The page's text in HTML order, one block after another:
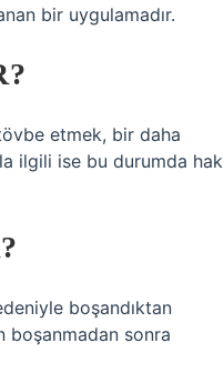
bir uygulamadır.
etmek, bir daha
ilgili ise bu durumda hak
boşandıktan
boşanmadan sonra